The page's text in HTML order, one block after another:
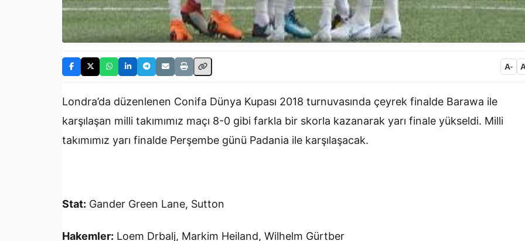
A-
Londra’da düzenlenen Conifa Dünya Kupası 2018 turnuvasında çeyrek finalde Barawa ile
karşılaşan milli takımımız maçı 8-0 gibi farkla bir skorla kazanarak yarı finale yükseldi. Milli
takımımız yarı finalde Perşembe günü Padania ile karşılaşacak.
Stat: Gander Green Lane, Sutton
Hakemler: Loem Drbalj, Markim Heiland, Wilhelm Gürtber